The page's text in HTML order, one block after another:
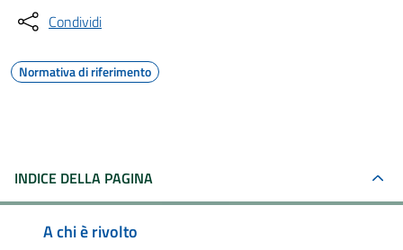
Condividi
Normativa di riferimento
INDICE DELLA PAGINA
A chi è rivolto